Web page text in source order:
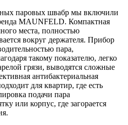
паровых швабр мы включили
MAUNFELD. Компактная
места, полностью
вокруг держателя. Прибор
пара,
такому показателю, легко
грязи, выводятся сложные
антибактериальная
для квартир, где есть
подачи пара
или корпус, где загорается